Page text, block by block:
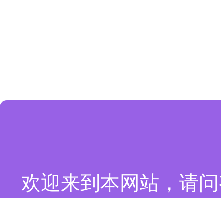
欢迎来到本网站，请